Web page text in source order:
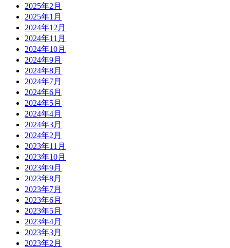
2025年2月
2025年1月
2024年12月
2024年11月
2024年10月
2024年9月
2024年8月
2024年7月
2024年6月
2024年5月
2024年4月
2024年3月
2024年2月
2023年11月
2023年10月
2023年9月
2023年8月
2023年7月
2023年6月
2023年5月
2023年4月
2023年3月
2023年2月